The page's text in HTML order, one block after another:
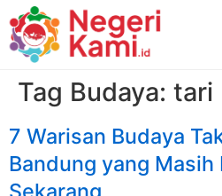
Tag Budaya: tari
7 Warisan Budaya
Bandung yang